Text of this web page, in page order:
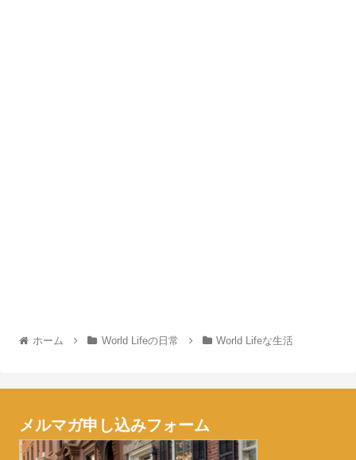
ホーム World Lifeの日常 World Lifeな生活
メルマガ申し込みフォーム